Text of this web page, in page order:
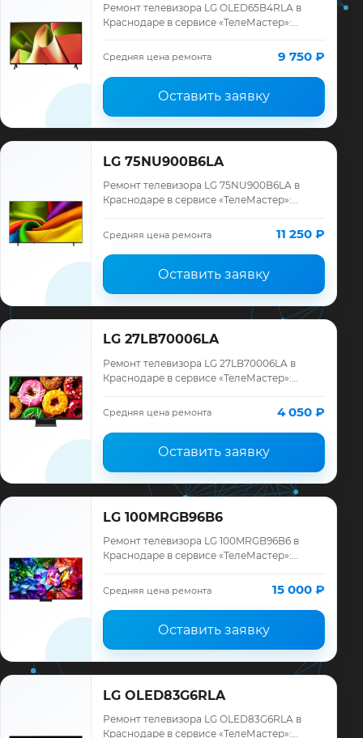
Ремонт телевизора LG OLED65B4RLA в
Краснодаре в сервисе «ТелеМастер»:
запчасти и гарантия до 12 месяцев.
Средняя цена ремонта 9 750 ₽
Оставить заявку
LG 75NU900B6LA
Ремонт телевизора LG 75NU900B6LA в
Краснодаре в сервисе «ТелеМастер»:
запчасти и гарантия до 12 месяцев.
Средняя цена ремонта 11 250 ₽
Оставить заявку
LG 27LB70006LA
Ремонт телевизора LG 27LB70006LA в
Краснодаре в сервисе «ТелеМастер»:
запчасти и гарантия до 12 месяцев.
Средняя цена ремонта 4 050 ₽
Оставить заявку
LG 100MRGB96B6
Ремонт телевизора LG 100MRGB96B6 в
Краснодаре в сервисе «ТелеМастер»:
запчасти и гарантия до 12 месяцев.
Средняя цена ремонта 15 000 ₽
Оставить заявку
LG OLED83G6RLA
Ремонт телевизора LG OLED83G6RLA в
Краснодаре в сервисе «ТелеМастер»: